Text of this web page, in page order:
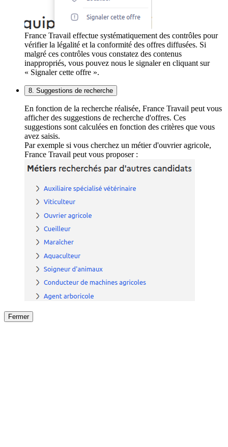
France Travail effectue systématiquement des contrôles pour
vérifier la légalité et la conformité des offres diffusées. Si
malgré ces contrôles vous constatez des contenus
inappropriés, vous pouvez nous le signaler en cliquant sur
« Signaler cette offre ».
8. Suggestions de recherche
En fonction de la recherche réalisée, France Travail peut vous
afficher des suggestions de recherche d'offres. Ces
suggestions sont calculées en fonction des critères que vous
avez saisis.
Par exemple si vous cherchez un métier d'ouvrier agricole,
France Travail peut vous proposer :
Fermer